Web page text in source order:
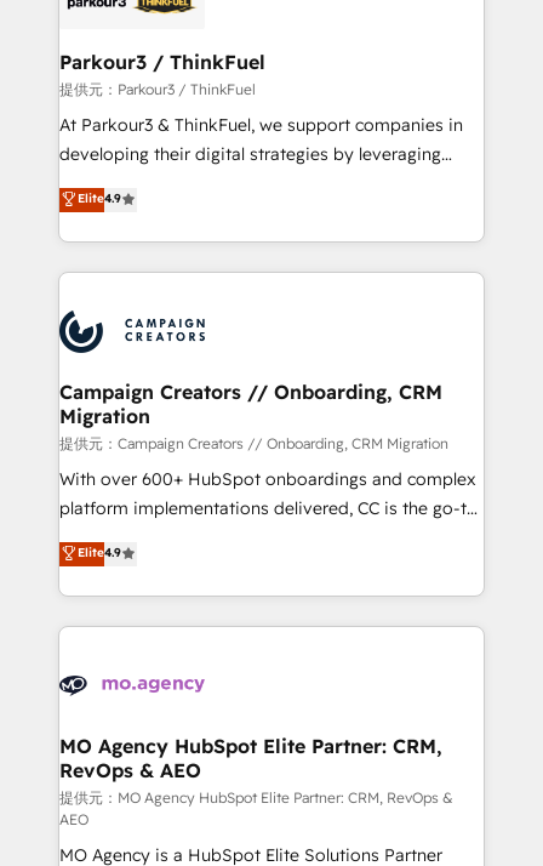
companies scale faster and smarter. 🔹 BOOMS:
Demand generation for all your buyers With BOOMS,
you invest in 100% of your buyers, accelerating your
growth and positioning yourself as an undisputed
transformation process A methodology designed to
implement HubSpot effectively and optimize your
record of business transformation, our growth-first
approach has helped brands dominate their
Parkour3 / ThinkFuel
提供元：Parkour3 / ThinkFuel
At Parkour3 & ThinkFuel, we support companies in
developing their digital strategies by leveraging
technologies and automating their marketing and
sales processes to generate growth. Our offer spans
from Strategy to Operations. We specialize in CRM
onboarding and implementation, web design, sales
extensive experience working with tech companies
and manufacturers since 2002, we are committed to
empowering our clients and developing their
autonomy. Get to grips with HubSpot through
guided implementation and seamless integration of
the CRM platform into your digital ecosystem. Would
you like support in deploying your inbound
to your needs and sales objectives. With 125+
certifications, we are part of the most certified
services are offered in both English & French.
Elite4.9
Campaign Creators // Onboarding, CRM
Migration
提供元：Campaign Creators // Onboarding, CRM Migration
With over 600+ HubSpot onboardings and complex
platform implementations delivered, CC is the go-to
Elite Solutions Partner for businesses ready to
migrate, replatform, and scale smarter. We specialize
in high-impact CRM and CMS migrations and
onboarding from platforms like Salesforce, NetSuite,
WordPress and legacy CRMs, turning fragmented
architectures that accelerate revenue operations and
performance. - Multi-object CRM migration, cleanup,
and implementation. - Pre-built and custom
integrations across your full tech stack. - Custom
object setup, CMS builds, and full-funnel automation.
Elite4.9
MO Agency HubSpot Elite Partner: CRM,
RevOps & AEO
提供元：MO Agency HubSpot Elite Partner: CRM, RevOps &
AEO
MO Agency is a HubSpot Elite Solutions Partner